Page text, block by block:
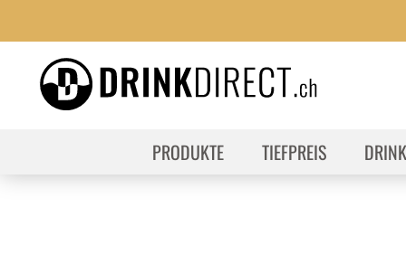
PRODUKTE TIEFPREIS